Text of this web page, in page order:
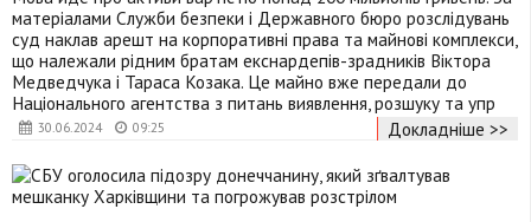
30.06.2024 09:25
матеріалами Служби безпеки і Державного бюро розслідувань
суд наклав арешт на корпоративні права та майнові комплекси,
що належали рідним братам екснардепів-зрадників Віктора
Медведчука і Тараса Козака. Це майно вже передали до
Національного агентства з питань виявлення, розшуку та упр
Докладніше >>